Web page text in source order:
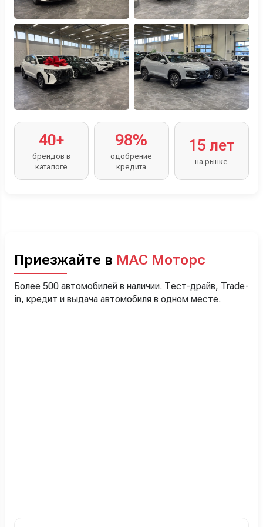
40+
брендов в
каталоге
98%
одобрение
кредита
15 лет
на рынке
Приезжайте в МАС Моторс
Более 500 автомобилей в наличии. Тест-драйв, Trade-
in, кредит и выдача автомобиля в одном месте.